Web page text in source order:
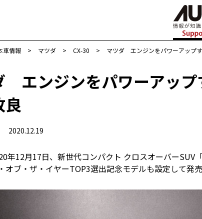
車情報​ > マツダ > CX-30 > マツダ エンジンをパワーアップ
エンジンをパワーアップ
良
2020.12.19
年12月17日、新世代コンパクト クロスオーバーSUV
オブ・ザ・イヤーTOP3選出記念モデルも設定して発売